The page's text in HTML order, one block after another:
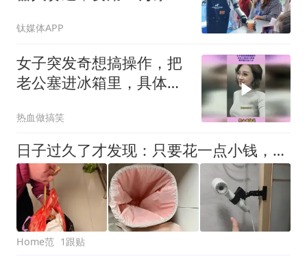
钛媒体APP
女子突发奇想搞操作，把
老公塞进冰箱里，具体要
热血做搞笑
日子过久了才发现：只要花一点小钱，日子就能越过越爽！
Home范 1跟贴